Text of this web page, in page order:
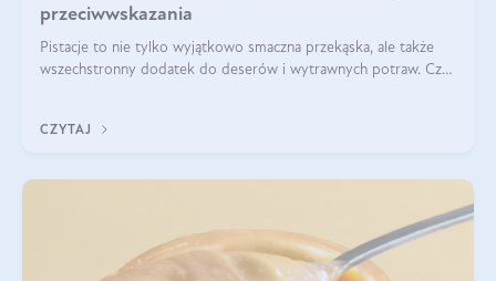
przeciwwskazania
Pistacje to nie tylko wyjątkowo smaczna przekąska, ale także
wszechstronny dodatek do deserów i wytrawnych potraw. Czy
CZYTAJ